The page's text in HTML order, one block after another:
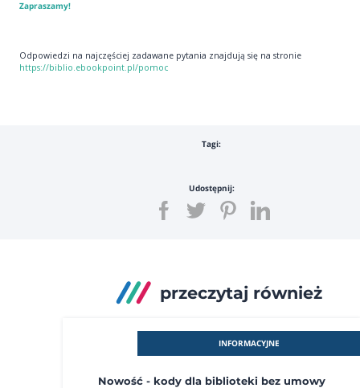
Zapraszamy!
Odpowiedzi na najczęściej zadawane pytania znajdują się na stronie
https://biblio.ebookpoint.pl/pomoc
Tagi:
Udostępnij:
przeczytaj również
INFORMACYJNE
Nowość - kody dla biblioteki bez umowy